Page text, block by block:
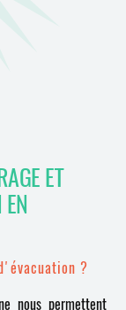
ET
?
nous permettent